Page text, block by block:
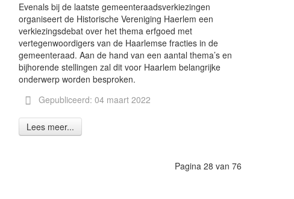
Evenals bij de laatste gemeenteraadsverkiezingen
organiseert de Historische Vereniging Haerlem een
verkiezingsdebat over het thema erfgoed met
vertegenwoordigers van de Haarlemse fracties in de
gemeenteraad. Aan de hand van een aantal thema’s en
bijhorende stellingen zal dit voor Haarlem belangrijke
onderwerp worden besproken.
Gepubliceerd: 04 maart 2022
Lees meer...
Pagina 28 van 76